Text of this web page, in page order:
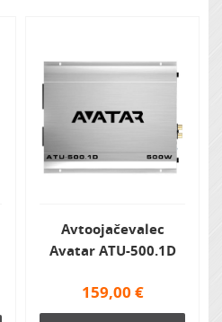
Avtoojačevalec
Avatar ATU-500.1D
159,00 €